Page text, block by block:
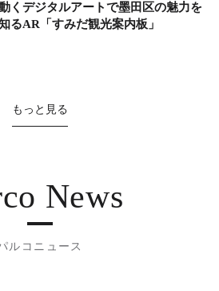
くデジタルアートで墨田区の魅力を
るAR「すみだ観光案内板」
もっと見る
News
ルコニュース